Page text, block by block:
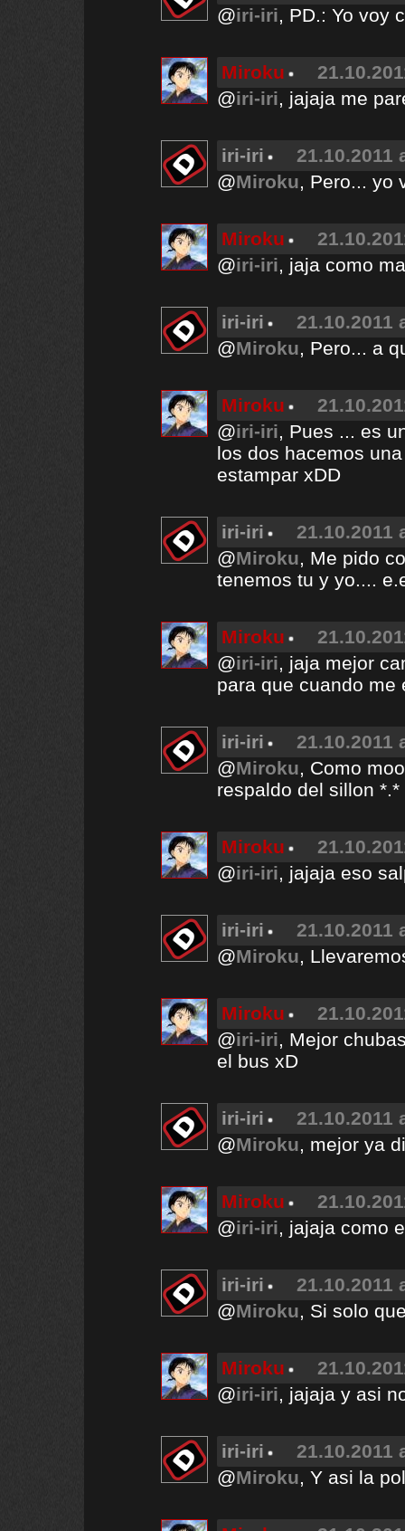
@iri-iri, PD.: Yo voy
Miroku
@iri-iri, jajaja me
iri-iri
21.10.2011
@Miroku, Pero... yo
Miroku
@iri-iri, jaja como
iri-iri
21.10.2011
@Miroku, Pero... a
Miroku
@iri-iri, Pues ... es
los dos hacemos
estampar xDD
iri-iri
21.10.2011
@Miroku, Me pido
tenemos tu y yo....
Miroku
@iri-iri, jaja mejor
para que cuando me
iri-iri
21.10.2011
@Miroku, Como
respaldo del sillon *.*
Miroku
@iri-iri, jajaja eso
iri-iri
21.10.2011
@Miroku,
Miroku
@iri-iri, Mejor
el bus xD
iri-iri
21.10.2011
@Miroku, mejor ya
Miroku
@iri-iri, jajaja como
iri-iri
21.10.2011
@Miroku, Si solo
Miroku
@iri-iri, jajaja y asi
iri-iri
21.10.2011
@Miroku, Y asi la